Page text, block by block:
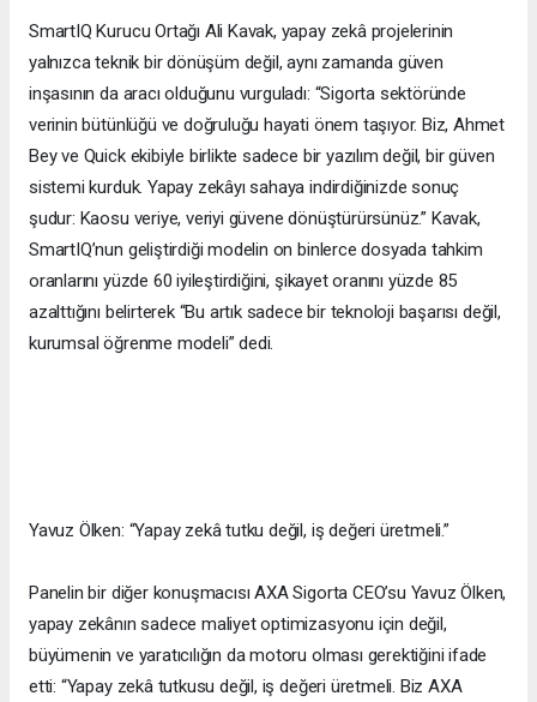
SmartIQ Kurucu Ortağı Ali Kavak, yapay zekâ projelerinin
yalnızca teknik bir dönüşüm değil, aynı zamanda güven
inşasının da aracı olduğunu vurguladı: “Sigorta sektöründe
verinin bütünlüğü ve doğruluğu hayati önem taşıyor. Biz, Ahmet
Bey ve Quick ekibiyle birlikte sadece bir yazılım değil, bir güven
sistemi kurduk. Yapay zekâyı sahaya indirdiğinizde sonuç
şudur: Kaosu veriye, veriyi güvene dönüştürürsünüz.” Kavak,
SmartIQ’nun geliştirdiği modelin on binlerce dosyada tahkim
oranlarını yüzde 60 iyileştirdiğini, şikayet oranını yüzde 85
azalttığını belirterek “Bu artık sadece bir teknoloji başarısı değil,
kurumsal öğrenme modeli” dedi.
Yavuz Ölken: “Yapay zekâ tutku değil, iş değeri üretmeli.”
Panelin bir diğer konuşmacısı AXA Sigorta CEO’su Yavuz Ölken,
yapay zekânın sadece maliyet optimizasyonu için değil,
büyümenin ve yaratıcılığın da motoru olması gerektiğini ifade
etti: “Yapay zekâ tutkusu değil, iş değeri üretmeli. Biz AXA